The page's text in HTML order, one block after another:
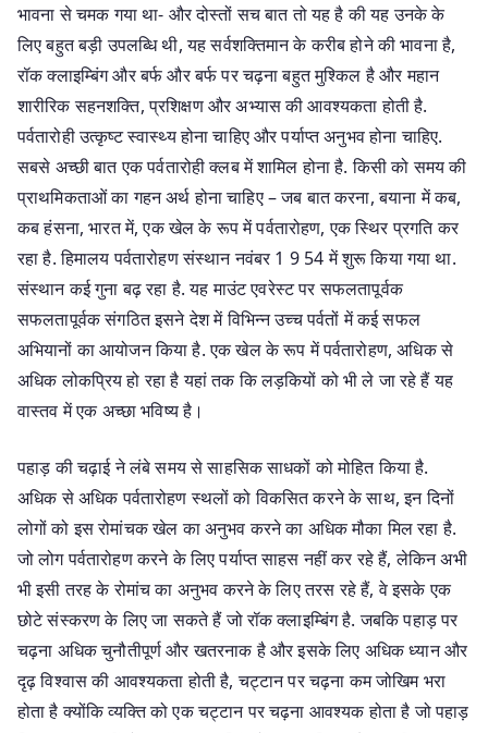
भावना से चमक गया था- और दोस्तों सच बात तो यह है की यह उनके के
लिए बहुत बड़ी उपलब्धि थी, यह सर्वशक्तिमान के करीब होने की भावना है,
रॉक क्लाइम्बिंग और बर्फ और बर्फ पर चढ़ना बहुत मुश्किल है और महान
शारीरिक सहनशक्ति, प्रशिक्षण और अभ्यास की आवश्यकता होती है.
पर्वतारोही उत्कृष्ट स्वास्थ्य होना चाहिए और पर्याप्त अनुभव होना चाहिए.
सबसे अच्छी बात एक पर्वतारोही क्लब में शामिल होना है. किसी को समय की
प्राथमिकताओं का गहन अर्थ होना चाहिए – जब बात करना, बयाना में कब,
कब हंसना, भारत में, एक खेल के रूप में पर्वतारोहण, एक स्थिर प्रगति कर
रहा है. हिमालय पर्वतारोहण संस्थान नवंबर 1 9 54 में शुरू किया गया था.
संस्थान कई गुना बढ़ रहा है. यह माउंट एवरेस्ट पर सफलतापूर्वक
सफलतापूर्वक संगठित इसने देश में विभिन्न उच्च पर्वतों में कई सफल
अभियानों का आयोजन किया है. एक खेल के रूप में पर्वतारोहण, अधिक से
अधिक लोकप्रिय हो रहा है यहां तक ​​कि लड़कियों को भी ले जा रहे हैं यह
वास्तव में एक अच्छा भविष्य है।
पहाड़ की चढ़ाई ने लंबे समय से साहसिक साधकों को मोहित किया है.
अधिक से अधिक पर्वतारोहण स्थलों को विकसित करने के साथ, इन दिनों
लोगों को इस रोमांचक खेल का अनुभव करने का अधिक मौका मिल रहा है.
जो लोग पर्वतारोहण करने के लिए पर्याप्त साहस नहीं कर रहे हैं, लेकिन अभी
भी इसी तरह के रोमांच का अनुभव करने के लिए तरस रहे हैं, वे इसके एक
छोटे संस्करण के लिए जा सकते हैं जो रॉक क्लाइम्बिंग है. जबकि पहाड़ पर
चढ़ना अधिक चुनौतीपूर्ण और खतरनाक है और इसके लिए अधिक ध्यान और
दृढ़ विश्वास की आवश्यकता होती है, चट्टान पर चढ़ना कम जोखिम भरा
होता है क्योंकि व्यक्ति को एक चट्टान पर चढ़ना आवश्यक होता है जो पहाड़